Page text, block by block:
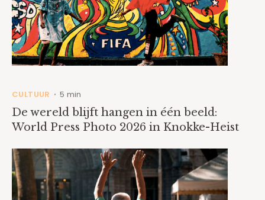
CULTUUR • 5 min
De wereld blijft hangen in één beeld:
World Press Photo 2026 in Knokke-Heist